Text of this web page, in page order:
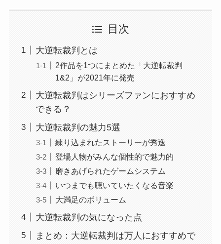
目次
大逆転裁判とは
2作品を1つにまとめた「大逆転裁判
1&2」が2021年に発売
大逆転裁判はシリーズファンにおすすめ
できる？
大逆転裁判の魅力5選
練り込まれたストーリーが秀逸
登場人物がみんな個性的で魅力的
磨きあげられたゲームシステム
いつまでも聴いていたくなる音楽
大満足のボリューム
大逆転裁判の気になった点
まとめ：大逆転裁判は万人におすすめで